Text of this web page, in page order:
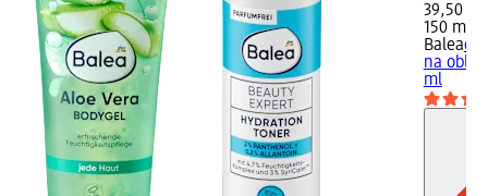
39,50 Kč
150 ml
Balea
na
ml